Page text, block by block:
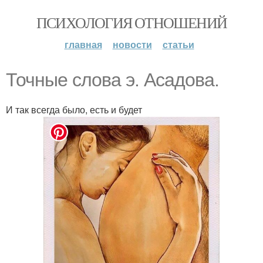
ПСИХОЛОГИЯ ОТНОШЕНИЙ
главная новости статьи
Точные слова э. Асадова.
И так всегда было, есть и будет